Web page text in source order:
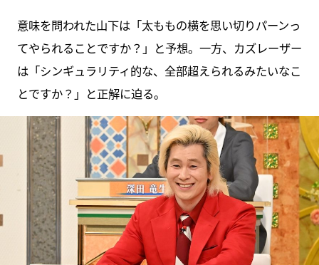
意味を問われた山下は「太ももの横を思い切りパーンっ
てやられることですか？」と予想。一方、カズレーザー
は「シンギュラリティ的な、全部超えられるみたいなこ
とですか？」と正解に迫る。